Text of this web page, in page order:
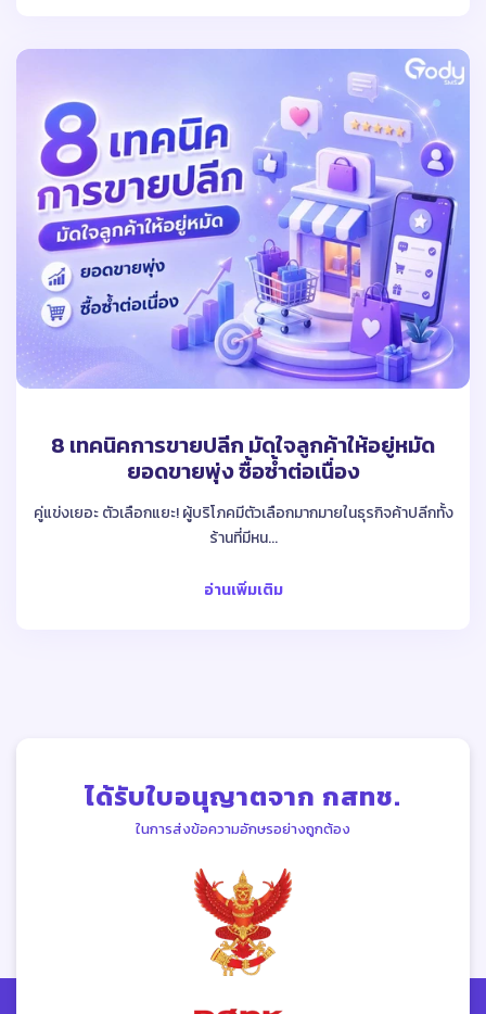
8 เทคนิคการขายปลีก มัดใจลูกค้าให้อยู่หมัด
ยอดขายพุ่ง ซื้อซ้ำต่อเนื่อง
คู่แข่งเยอะ ตัวเลือกแยะ! ผู้บริโภคมีตัวเลือกมากมายในธุรกิจค้าปลีกทั้ง
ร้านที่มีหน...
อ่านเพิ่มเติม
ได้รับใบอนุญาตจาก กสทช.
ในการส่งข้อความอักษรอย่างถูกต้อง